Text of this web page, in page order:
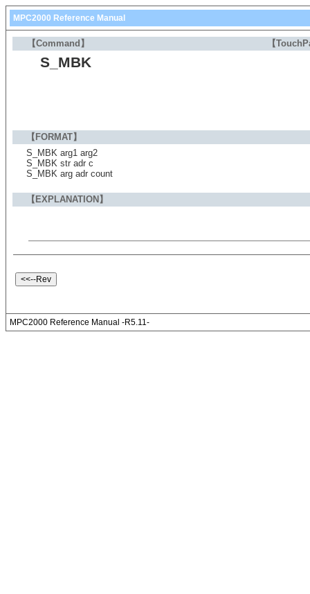
MPC2000 Reference Manual
【Command】 【
S_MBK
【FORMAT】
S_MBK arg1 arg2
S_MBK str adr c
S_MBK arg adr count
【EXPLANATION】
MPC2000 Reference Manual -R5.11-